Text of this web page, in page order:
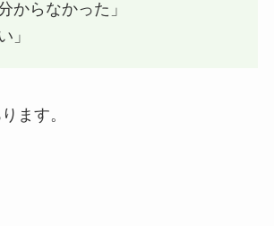
からなかった」
」
ます。